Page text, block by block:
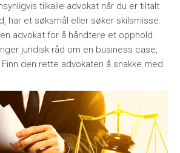
tilkalle advokat når du er tiltalt
har et søksmål eller søker skilsmisse.
advokat for å håndtere et opphold.
juridisk råd om en business case,
den rette advokaten å snakke med.